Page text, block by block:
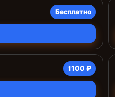
Бесплатно
1100 ₽